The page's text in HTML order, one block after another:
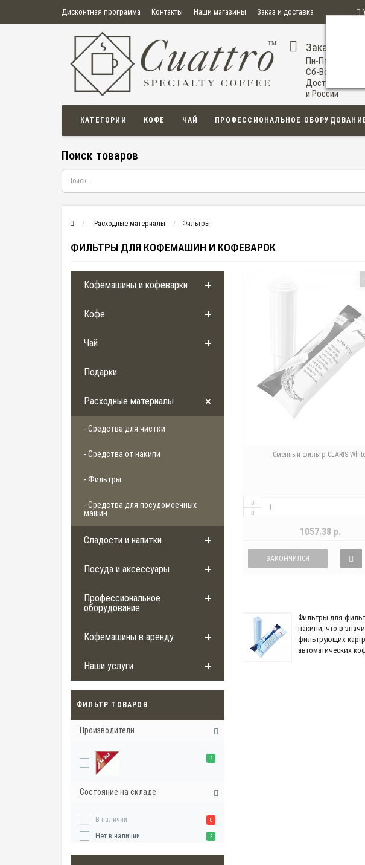
Дисконтная программа Контакты Наши магазины Заказ и доставка
О нас Оплата Правила продажи товаров
Политика конфиденциальности
Политика в отношении обработки персональных данных
Пользовательское соглашение
Заказ по
Пн-Пт: 09:00-
Сб-Вс: 11:00-
Доставка по Уфе
и России
КАТЕГОРИИ КОФЕ ЧАЙ ПРОФЕССИОНАЛЬНОЕ
Поиск товаров
Расходные материалы Фильтры
ФИЛЬТРЫ ДЛЯ КОФЕМАШИН И КОФЕВАРОК
Кофемашины и кофеварки
Кофе
Чай
Подарки
Расходные материалы
- Средства для чистки
- Средства от накипи
- Фильтры
- Средства для посудомоечных
машин
Сладости и напитки
Посуда и аксессуары
Профессиональное
оборудование
Кофемашины в аренду
Наши услуги
ФИЛЬТР ТОВАРОВ
Производители
2
Состояние на складе
В наличии 0
Нет в наличии 3
Сменный фильтр CLARIS
1057.38 р.
ЗАКОНЧИЛСЯ
Фильтры для
накипи, что в
фильтрующих
автоматических